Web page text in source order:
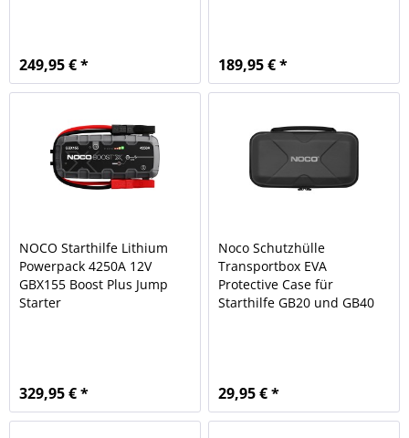
249,95 € * 189,95 € *
NOCO Starthilfe Lithium
Powerpack 4250A 12V
GBX155 Boost Plus Jump
Starter
329,95 € *
Noco Schutzhülle
Transportbox EVA
Protective Case für
Starthilfe GB20 und GB40
29,95 € *